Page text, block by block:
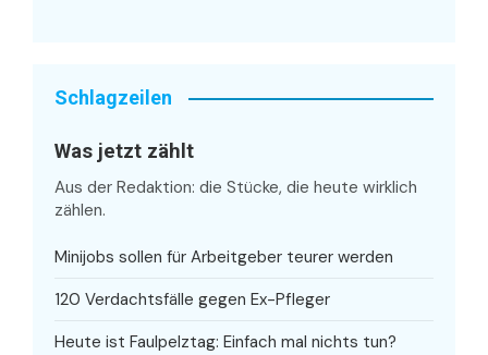
Schlagzeilen
Was jetzt zählt
Aus der Redaktion: die Stücke, die heute wirklich
zählen.
Minijobs sollen für Arbeitgeber teurer werden
120 Verdachtsfälle gegen Ex-Pfleger
Heute ist Faulpelztag: Einfach mal nichts tun?